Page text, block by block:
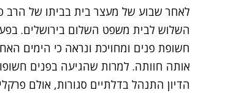
לאחר שבוע של מעצר בית בביתו של הרב
השלוש לבית משפט השלום בירושלים.
חשופת פנים ומחויכת ונראה כי הימים
אותה חוותה. למרות שהגיעה בפנים
הדיון התנהל בדלתיים סגורות, אולם